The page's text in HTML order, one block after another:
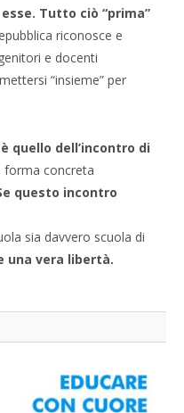
Tutto ciò “prima”
riconosce e
e docenti
“insieme” per
quello dell’incontro di
forma concreta
questo incontro
sia davvero scuola di
una vera libertà.